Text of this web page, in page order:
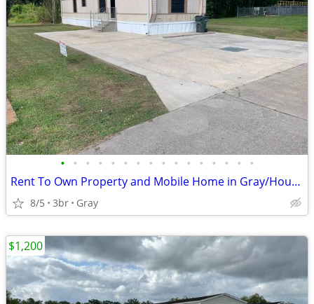
• • • • • • • • • • • • • • • •
Rent To Own Property and Mobile Home in Gray/Houma
8/5 3br Gray
$1,200